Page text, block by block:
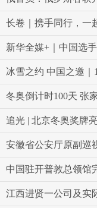
新华全媒+｜中国选
冰雪之约 中国之邀｜
冬奥倒计时100天 张
追光 | 北京冬奥奖牌
安徽省公安厅原副巡
中国驻开普敦总领馆
江西进贤一公司及实